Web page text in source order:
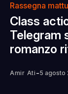
Rassegna
Class
Telegram
romanzo
Amir Ati -5 agosto